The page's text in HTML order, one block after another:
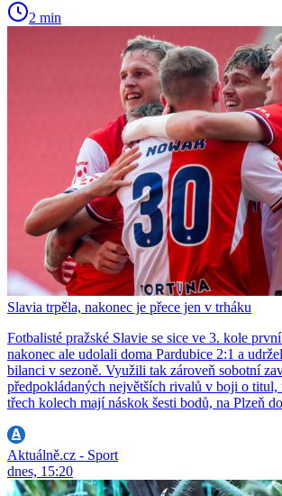
2 min
Slavia trpěla, nakonec je přece jen v trháku
Fotbalisté pražské Slavie se sice ve 3. kole
nakonec ale udolali doma Pardubice 2:1 a
bilanci v sezoně. Využili tak zároveň sobotní
předpokládaných největších rivalů v boji o titul,
třech kolech mají náskok šesti bodů, na Plzeň
Aktuálně.cz - Sport
dnes, 15:20